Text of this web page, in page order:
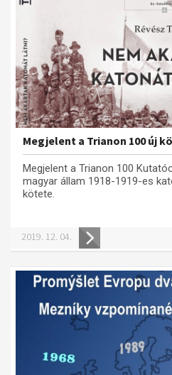
Megjelent a Trianon 100 új
Megjelent a Trianon 100
magyar állam 1918-1919-es
kötete.
2019. 12. 04.